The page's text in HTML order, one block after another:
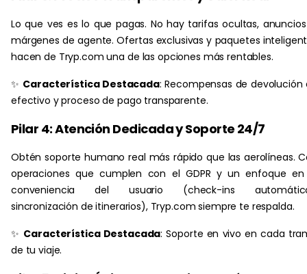
Lo que ves es lo que pagas. No hay tarifas ocultas,
márgenes de agente. Ofertas exclusivas y paquetes
hacen de Tryp.com una de las opciones más rentables.
✨ Característica Destacada: Recompensas de devolución
efectivo y proceso de pago transparente.
Pilar 4: Atención Dedicada y Soporte 24/7
Obtén soporte humano real más rápido que las aerolíneas.
operaciones que cumplen con el GDPR y un enfoque
conveniencia del usuario (check-ins
sincronización de itinerarios), Tryp.com siempre te respalda.
✨ Característica Destacada: Soporte en vivo en cada
de tu viaje.